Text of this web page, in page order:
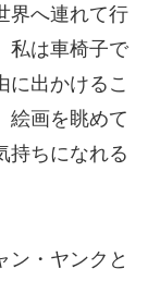
界へ連れて行
私は車椅子で
に出かけるこ
絵画を眺めて
持ちになれる
ン・ヤンクと